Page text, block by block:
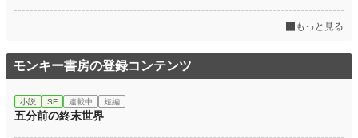
もっと見る
モンキー書房の登録コンテンツ
小説 SF 連載中 短編
五分前の終末世界